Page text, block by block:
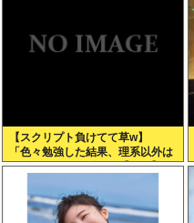
【スクリプト負けてて草w】
「色々勉強した結果、理系以外は
エラー品だと気付いた【ガチ】」